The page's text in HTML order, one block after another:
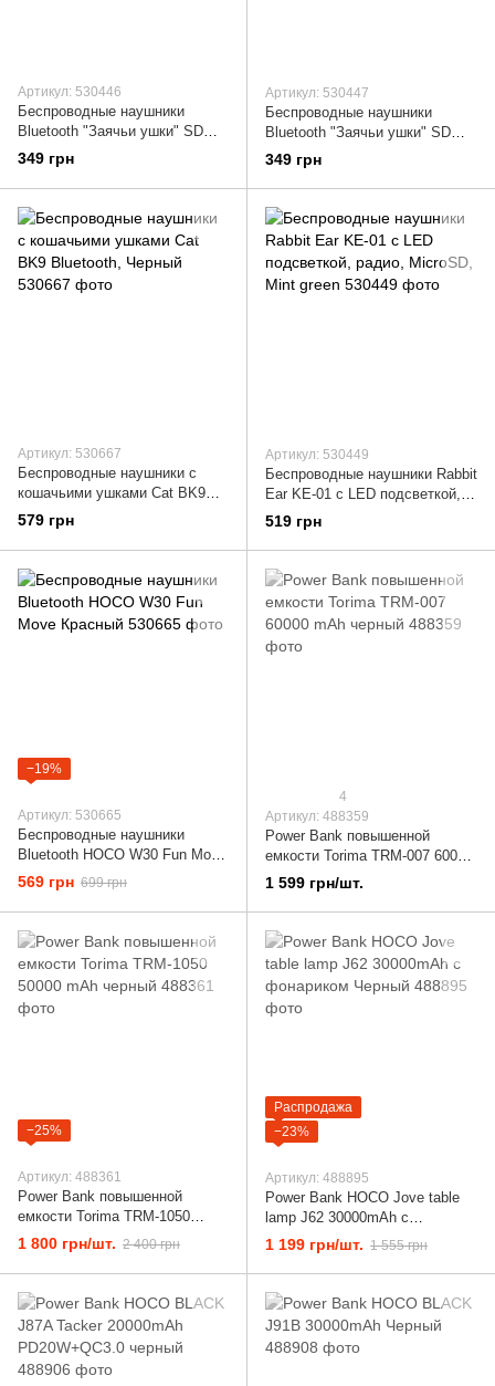
Артикул: 530446
Беспроводные наушники
Bluetooth "Заячьи ушки" SD
P47R, Синий
349 грн
Артикул: 530447
Беспроводные наушники
Bluetooth "Заячьи ушки" SD
P47R, Розовый
349 грн
Артикул: 530667
Беспроводные наушники с
кошачьими ушками Cat BK9
Bluetooth, Черный
579 грн
Артикул: 530449
Беспроводные наушники Rabbit
Ear KE-01 с LED подсветкой,
радио, MicroSD, Mint green
519 грн
−19%
Артикул: 530665
Беспроводные наушники
Bluetooth HOCO W30 Fun Move
Красный
569 грн 699 грн
4
Артикул: 488359
Power Bank повышенной
емкости Torima TRM-007 60000
mAh черный
1 599 грн/шт.
−25%
Артикул: 488361
Power Bank повышенной
емкости Torima TRM-1050
50000 mAh черный
1 800 грн/шт. 2 400 грн
Распродажа
−23%
Артикул: 488895
Power Bank HOCO Jove table
lamp J62 30000mAh с
фонариком Черный
1 199 грн/шт. 1 555 грн